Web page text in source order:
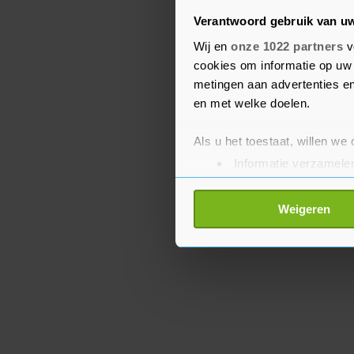
Verantwoord gebruik van
Wij en onze 1022 partners
cookies om informatie op
metingen aan advertenties
en met welke doelen.
Als u het toestaat, willen we
Informatie
Uw apparaat
Lees meer over hoe uw
toestemming op elk moment
Weigeren
ondersteuning ter
brandweermannen van
Daarnaast wordt er
ademlucht, zodat de
voortzetten.